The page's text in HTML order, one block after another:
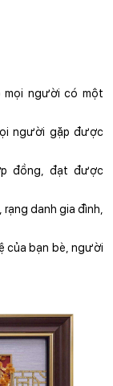
mọi người có một
người gặp được
đồng, đạt được
danh gia đình,
của bạn bè, người